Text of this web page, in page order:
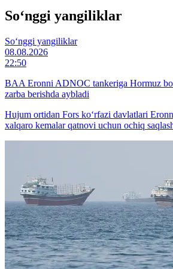
So‘nggi yangiliklar
So‘nggi yangiliklar
08.08.2026
22:50
BAA Eronni ADNOC tankeriga Hormuz
zarba berishda aybladi
Hujum ortidan Fors ko‘rfazi davlatlari
xalqaro kemalar qatnovi uchun ochiq